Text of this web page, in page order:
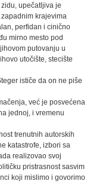
upečatljiva je
krajevima
perfidan i cinično
mirno mesto pod
putovanju u
utočište, stecište
ističe da on ne piše
već je posvećena
jednoj, i vremenu
trenutnih autorskih
katastrofe, izbori sa
realizovao svoj
pristrasnost sasvim
koji mislimo i govorimo